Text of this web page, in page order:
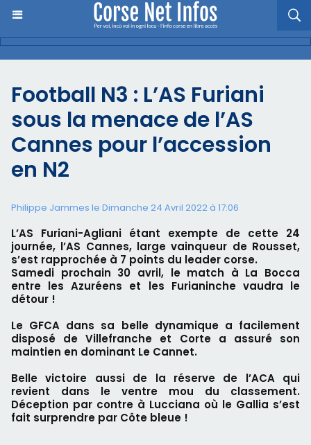
Football N3 : L’AS Furiani
sous la menace de l’AS
Cannes pour l’accession
en N2
Philippe Jammes le Dimanche 24 Avril 2022 à 17:06
L’AS Furiani-Agliani étant exempte de cette 24
journée, l’AS Cannes, large vainqueur de Rousset,
s’est rapprochée à 7 points du leader corse.
Samedi prochain 30 avril, le match à La Bocca
entre les Azuréens et les Furianinche vaudra le
détour !
Le GFCA dans sa belle dynamique a facilement
disposé de Villefranche et Corte a assuré son
maintien en dominant Le Cannet.
Belle victoire aussi de la réserve de l’ACA qui
revient dans le ventre mou du classement.
Déception par contre à Lucciana où le Gallia s’est
fait surprendre par Côte bleue !